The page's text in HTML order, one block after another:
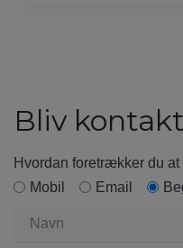
Bliv
Hvordan foretrækker du
Mobil
Email